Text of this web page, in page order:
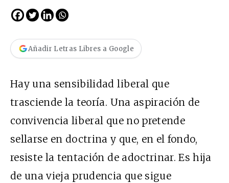
Añadir Letras Libres a Google
Hay una sensibilidad liberal que
trasciende la teoría. Una aspiración de
convivencia liberal que no pretende
sellarse en doctrina y que, en el fondo,
resiste la tentación de adoctrinar. Es hija
de una vieja prudencia que sigue